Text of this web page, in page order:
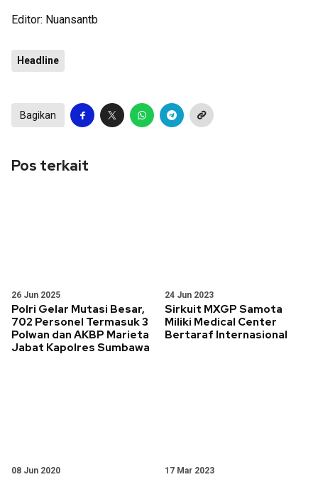
Editor: Nuansantb
Headline
Bagikan
Pos terkait
26 Jun 2025
Polri Gelar Mutasi Besar,
702 Personel Termasuk 3
Polwan dan AKBP Marieta
Jabat Kapolres Sumbawa
24 Jun 2023
Sirkuit MXGP Samota
Miliki Medical Center
Bertaraf Internasional
08 Jun 2020 17 Mar 2023